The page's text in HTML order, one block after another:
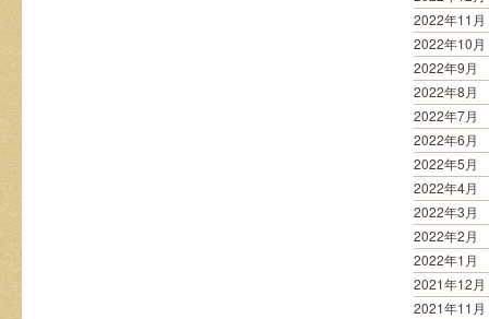
2022年11月
2022年10月
2022年9月
2022年8月
2022年7月
2022年6月
2022年5月
2022年4月
2022年3月
2022年2月
2022年1月
2021年12月
2021年11月